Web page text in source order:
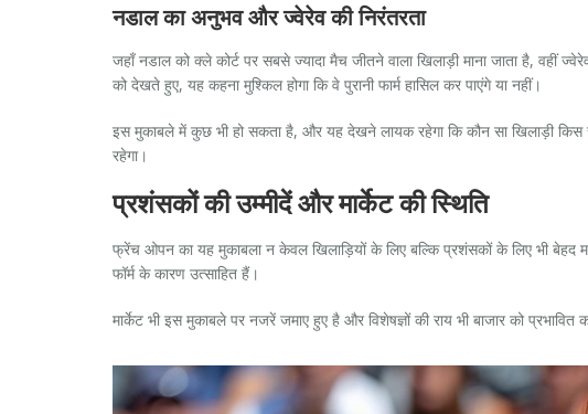
नडाल का अनुभव और ज्वेरेव की निरंतरता
जहाँ नडाल को क्ले कोर्ट पर सबसे ज्यादा मैच जीतने वाला खिलाड़ी माना जाता है, वहीं
को देखते हुए, यह कहना मुश्किल होगा कि वे पुरानी फार्म हासिल कर पाएंगे या नहीं।
इस मुकाबले में कुछ भी हो सकता है, और यह देखने लायक रहेगा कि कौन सा खिलाड़ी
रहेगा।
प्रशंसकों की उम्मीदें और मार्केट की स्थिति
फ्रेंच ओपन का यह मुकाबला न केवल खिलाड़ियों के लिए बल्कि प्रशंसकों के लिए भी बेहद
फॉर्म के कारण उत्साहित हैं।
मार्केट भी इस मुकाबले पर नजरें जमाए हुए है और विशेषज्ञों की राय भी बाजार को